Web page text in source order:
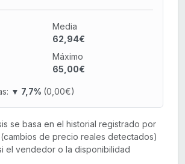
Media
62,94€
Máximo
65,00€
▼ 7,7% (0,00€)
se basa en el historial registrado por
de precio reales detectados)
el vendedor o la disponibilidad